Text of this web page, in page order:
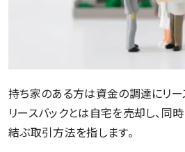
持ち家のある方は資金の調達にリー
リースバックとは自宅を売却し、同
結ぶ取引方法を指します。